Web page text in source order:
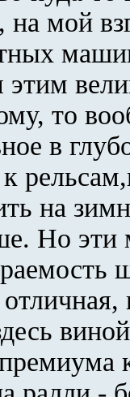
на мой
этим
то
в
на
Но